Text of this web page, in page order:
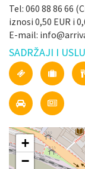
Tel: 060 88 86 66
iznosi 0,50 EUR i
E-mail:
SADRŽAJI I
+
−